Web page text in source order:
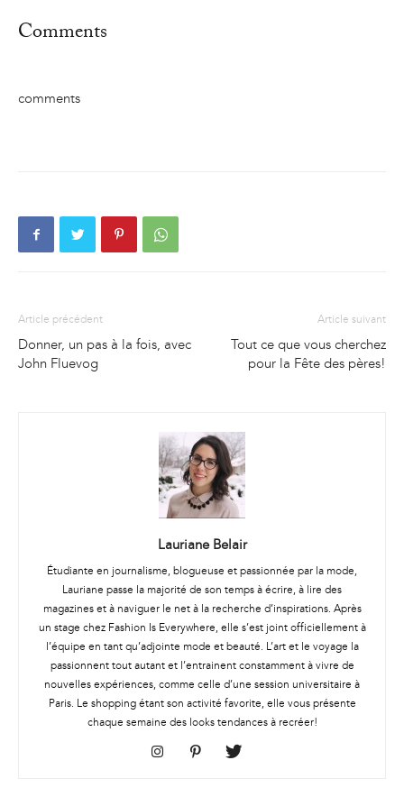
Comments
comments
Article précédent
Donner, un pas à la fois, avec
John Fluevog
Article suivant
Tout ce que vous cherchez
pour la Fête des pères!
Lauriane Belair
Étudiante en journalisme, blogueuse et passionnée par la mode,
Lauriane passe la majorité de son temps à écrire, à lire des
magazines et à naviguer le net à la recherche d’inspirations. Après
un stage chez Fashion Is Everywhere, elle s’est joint officiellement à
l’équipe en tant qu’adjointe mode et beauté. L’art et le voyage la
passionnent tout autant et l’entrainent constamment à vivre de
nouvelles expériences, comme celle d’une session universitaire à
Paris. Le shopping étant son activité favorite, elle vous présente
chaque semaine des looks tendances à recréer!